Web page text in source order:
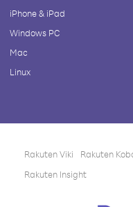
iPhone & iPad
Windows PC
Mac
Linux
Rakuten Viki Rakuten
Rakuten Insight